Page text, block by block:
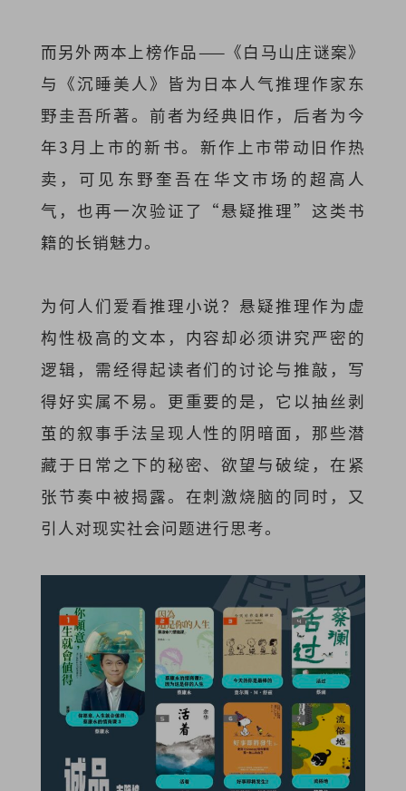
而另外两本上榜作品——《白马山庄谜案》
与《沉睡美人》皆为日本人气推理作家东
野圭吾所著。前者为经典旧作，后者为今
年3月上市的新书。新作上市带动旧作热
卖，可见东野奎吾在华文市场的超高人
气，也再一次验证了“悬疑推理”这类书
籍的长销魅力。
为何人们爱看推理小说？悬疑推理作为虚
构性极高的文本，内容却必须讲究严密的
逻辑，需经得起读者们的讨论与推敲，写
得好实属不易。更重要的是，它以抽丝剥
茧的叙事手法呈现人性的阴暗面，那些潜
藏于日常之下的秘密、欲望与破绽，在紧
张节奏中被揭露。在刺激烧脑的同时，又
引人对现实社会问题进行思考。